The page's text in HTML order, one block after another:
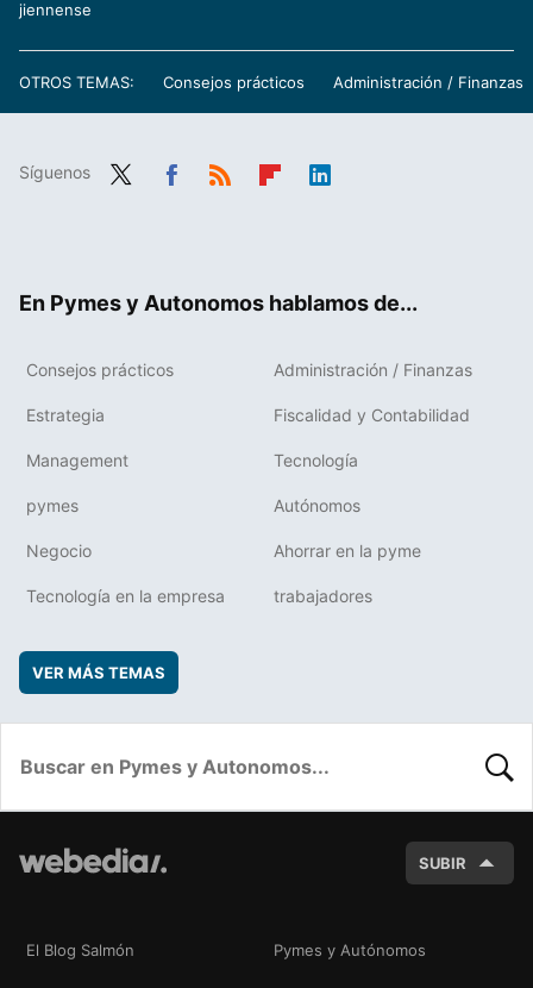
jiennense
OTROS TEMAS: Consejos prácticos Administración / Finanzas
Síguenos
En Pymes y Autonomos hablamos de...
Consejos prácticos Administración / Finanzas
Estrategia Fiscalidad y Contabilidad
Management Tecnología
pymes Autónomos
Negocio Ahorrar en la pyme
Tecnología en la empresa trabajadores
VER MÁS TEMAS
SUBIR
El Blog Salmón Pymes y Autónomos